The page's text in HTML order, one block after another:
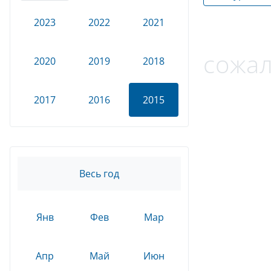
2023 2022 2021
2020 2019 2018
2017 2016 2015
Весь год
Янв Фев Мар
Апр Май Июн